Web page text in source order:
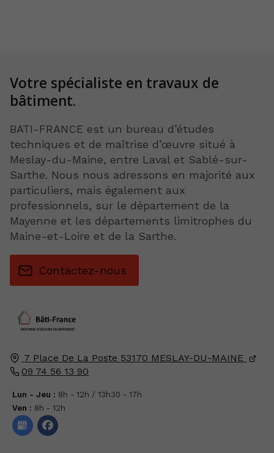
7 Place De La Poste 53170 MESLAY-DU-MAINE
09 74 56 13 90
Lun - Jeu : 8h - 12h / 13h30 - 17h
Ven : 8h - 12h
Votre spécialiste en travaux de
bâtiment.
BATI-FRANCE est un bureau d’études
techniques et de maîtrise d’œuvre situé à
Meslay-du-Maine, entre Laval et Sablé-sur-
Sarthe. Nous nous adressons en majorité aux
particuliers, mais également aux
professionnels, sur le département de la
Mayenne et les départements limitrophes du
Maine-et-Loire et de la Sarthe.
Contactez-nous